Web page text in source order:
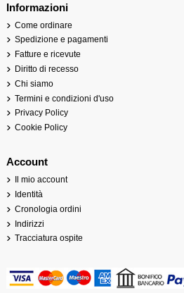
Informazioni
Come ordinare
Spedizione e pagamenti
Fatture e ricevute
Diritto di recesso
Chi siamo
Termini e condizioni d'uso
Privacy Policy
Cookie Policy
Account
Il mio account
Identità
Cronologia ordini
Indirizzi
Tracciatura ospite